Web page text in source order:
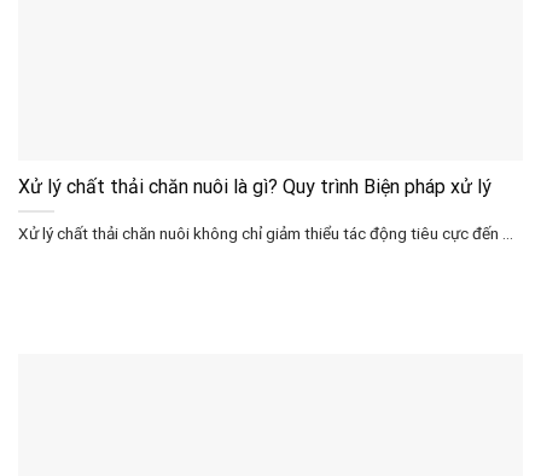
Xử lý chất thải chăn nuôi là gì? Quy trình Biện pháp xử lý
Xử lý chất thải chăn nuôi không chỉ giảm thiểu tác động tiêu cực đến ...